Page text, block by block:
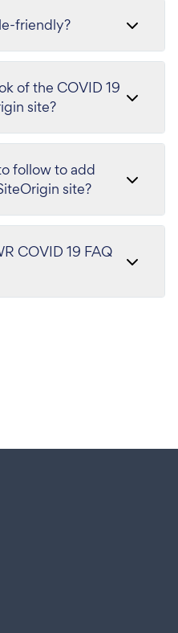
friendly?
of the COVID 19
site?
follow to add
site?
COVID 19 FAQ